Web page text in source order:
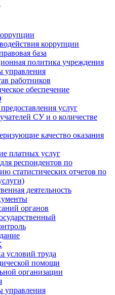
коррупции
база
политика учреждения
управления
работников
обеспечение
услуг
СУ и о количестве
качество оказания
платных услуг
респондентов по
статистических отчетов по
деятельность
органов
условий труда
помощи
организации
управления